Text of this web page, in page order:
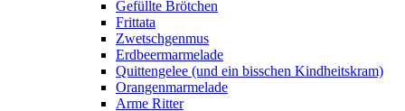
Gefüllte Brötchen
Frittata
Zwetschgenmus
Erdbeermarmelade
Quittengelee (und ein bisschen Kindheitskram)
Orangenmarmelade
Arme Ritter